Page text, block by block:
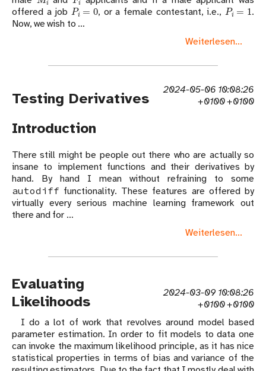
offered a job Pi=0 , or a female contestant, i.e., Pi =1
.
Now, we wish to …
Weiterlesen...
Testing Derivatives
2024-05-06 10:08:26
+0100 +0100
Introduction
There still might be people out there who are actually so
insane to implement functions and their derivatives by
hand. By hand I mean without refraining to some
autodiff functionality. These features are offered by
virtually every serious machine learning framework out
there and for …
Weiterlesen...
Evaluating
Likelihoods
2024-03-09 10:08:26
+0100 +0100
I do a lot of work that revolves around model based
parameter estimation. In order to fit models to data one
can invoke the maximum likelihood principle, as it has nice
statistical properties in terms of bias and variance of the